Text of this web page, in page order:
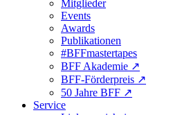
Mitglieder
Events
Awards
Publikationen
#BFFmastertapes
BFF Akademie ↗︎
BFF-Förderpreis ↗︎
50 Jahre BFF ↗︎
Service